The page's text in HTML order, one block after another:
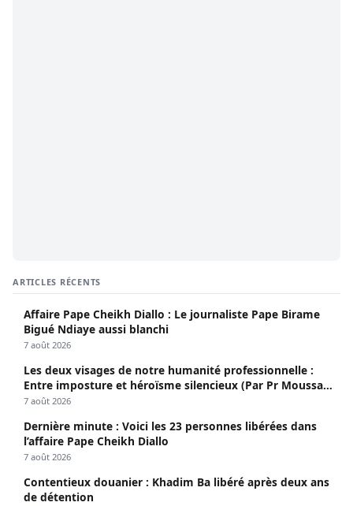
ARTICLES RÉCENTS
Affaire Pape Cheikh Diallo : Le journaliste Pape Birame
Bigué Ndiaye aussi blanchi
7 août 2026
Les deux visages de notre humanité professionnelle :
Entre imposture et héroïsme silencieux (Par Pr Moussa
Seydi)
7 août 2026
Dernière minute : Voici les 23 personnes libérées dans
l’affaire Pape Cheikh Diallo
7 août 2026
Contentieux douanier : Khadim Ba libéré après deux ans
de détention